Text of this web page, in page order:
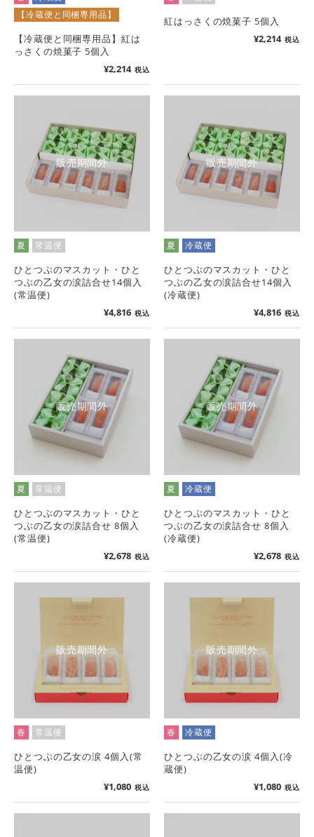
【冷蔵便と同梱専用品】
【冷蔵便と同梱専用品】紅は
っさくの焼菓子 5個入
¥2,214 税込
紅はっさくの焼菓子 5個入
¥2,214 税込
販売期間外
夏 常温便
ひとつぶのマスカット・ひと
つぶの乙女の涙詰合せ14個入
(常温便)
¥4,816 税込
販売期間外
夏 冷蔵便
ひとつぶのマスカット・ひと
つぶの乙女の涙詰合せ14個入
(冷蔵便)
¥4,816 税込
販売期間外
夏 常温便
ひとつぶのマスカット・ひと
つぶの乙女の涙詰合せ 8個入
(常温便)
¥2,678 税込
販売期間外
夏 冷蔵便
ひとつぶのマスカット・ひと
つぶの乙女の涙詰合せ 8個入
(冷蔵便)
¥2,678 税込
販売期間外
春 常温便
ひとつぶの乙女の涙 4個入(常
温便)
¥1,080 税込
販売期間外
春 冷蔵便
ひとつぶの乙女の涙 4個入(冷
蔵便)
¥1,080 税込